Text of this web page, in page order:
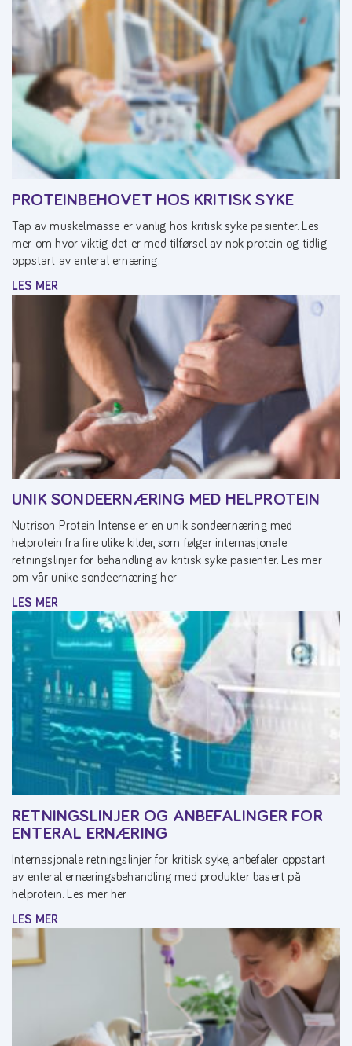
PROTEINBEHOVET HOS KRITISK SYKE
Tap av muskelmasse er vanlig hos kritisk syke pasienter. Les
mer om hvor viktig det er med tilførsel av nok protein og tidlig
oppstart av enteral ernæring.
LES MER
UNIK SONDEERNÆRING MED HELPROTEIN
Nutrison Protein Intense er en unik sondeernæring med
helprotein fra fire ulike kilder, som følger internasjonale
retningslinjer for behandling av kritisk syke pasienter. Les mer
om vår unike sondeernæring her
LES MER
RETNINGSLINJER OG ANBEFALINGER FOR
ENTERAL ERNÆRING
Internasjonale retningslinjer for kritisk syke, anbefaler oppstart
av enteral ernæringsbehandling med produkter basert på
helprotein. Les mer her
LES MER